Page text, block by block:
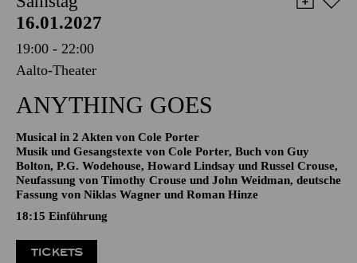
AALTO MUSIKTHEATER
Samstag
16.01.2027
19:00 - 22:00
ANYTHING GOES
Musical in 2 Akten von Cole Porter
Musik und Gesangstexte von Cole Porter, Buch von Guy
Bolton, P.G. Wodehouse, Howard Lindsay und Russel Crouse,
Fassung von Niklas Wagner und Roman Hinze